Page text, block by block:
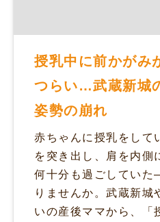
授乳中に前かがみ
つらい…武蔵新城
姿勢の崩れ
赤ちゃんに授乳をして
を突き出し、肩を内側
何十分も過ごしてい
りませんか。武蔵新城
いの産後ママから、「